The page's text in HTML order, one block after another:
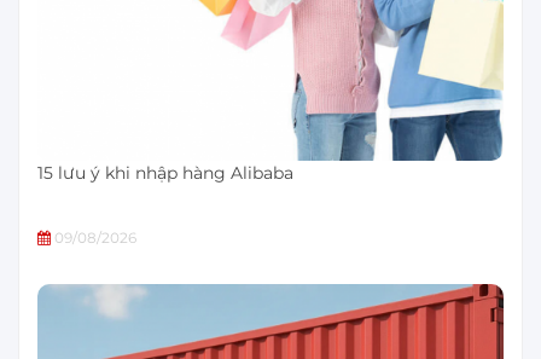
15 lưu ý khi nhập hàng Alibaba
09/08/2026